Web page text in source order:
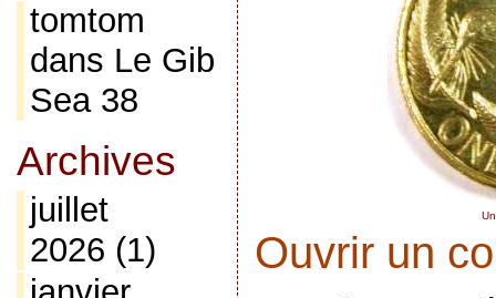
tomtom
dans Le Gib
Sea 38
Archives
juillet
2026 (1)
Ouvrir un